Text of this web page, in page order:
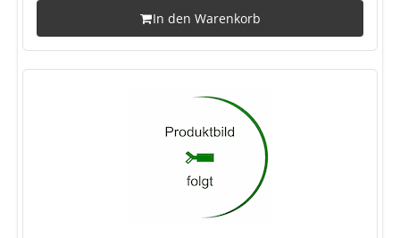
In den Warenkorb